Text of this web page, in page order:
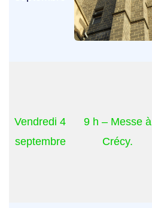
Vendredi 4
septembre
9 h – Messe à
Crécy.